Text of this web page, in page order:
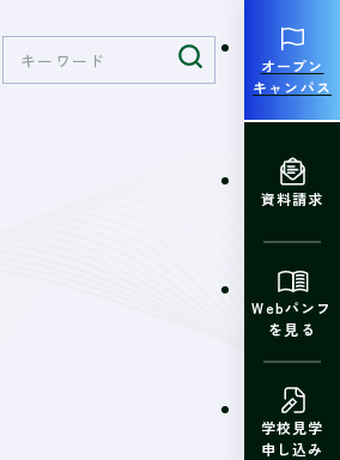
オープン
キャンパス
資料請求
Webパンフ
を見る
学校見学
申し込み